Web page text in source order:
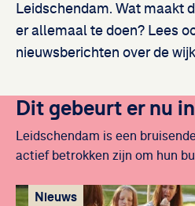
Leidschendam. Wat maakt
er allemaal te doen? Lees
nieuwsberichten over de
Dit gebeurt er nu
Leidschendam is een
actief betrokken zijn om hun
Nieuws